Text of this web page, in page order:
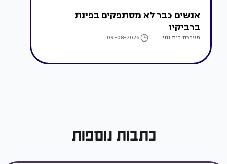
אנשים כבר לא מסתפקים בפינת
ברביקיו
מערכת בית ונוי 09-08-2026
כתבות נוספות